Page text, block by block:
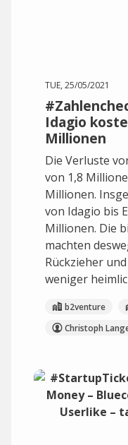
TUE, 25/05/2021
Idagio
Millionen
Die Verluste
von 1,8
Millionen.
von Idagio bis
Millionen. Die
machten
Rückzieher
weniger
b2venture
Christoph